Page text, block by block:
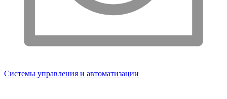
Системы управления и автоматизации